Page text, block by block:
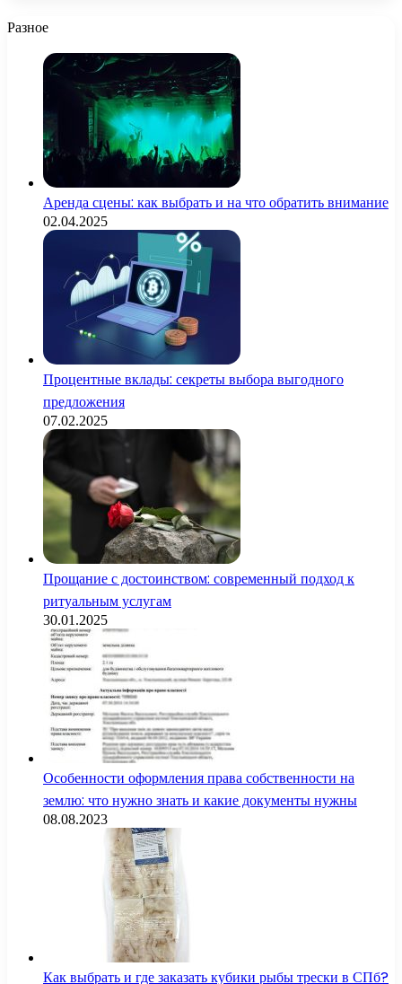
Разное
Аренда сцены: как выбрать и на что обратить внимание
02.04.2025
Процентные вклады: секреты выбора выгодного
предложения
07.02.2025
Прощание с достоинством: современный подход к
ритуальным услугам
30.01.2025
Особенности оформления права собственности на
землю: что нужно знать и какие документы нужны
08.08.2023
Как выбрать и где заказать кубики рыбы трески в СПб?